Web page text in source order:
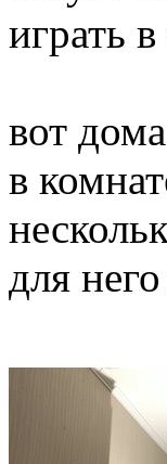
играть
вот
в
для